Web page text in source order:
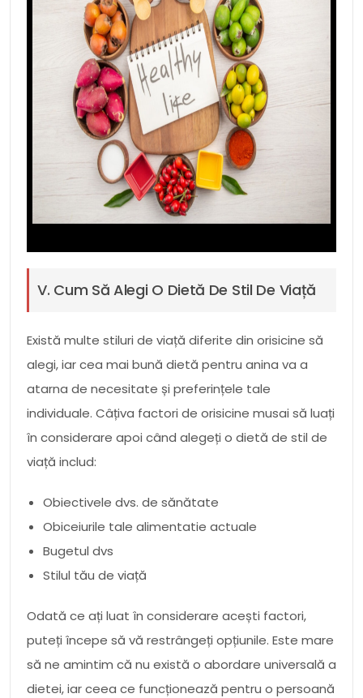
V. Cum Să Alegi O Dietă De Stil De Viață
Există multe stiluri de viață diferite din orisicine să
alegi, iar cea mai bună dietă pentru anina va a
atarna de necesitate și preferințele tale
individuale. Câțiva factori de orisicine musai să luați
în considerare apoi când alegeți o dietă de stil de
viață includ:
Obiectivele dvs. de sănătate
Obiceiurile tale alimentatie actuale
Bugetul dvs
Stilul tău de viață
Odată ce ați luat în considerare acești factori,
puteți începe să vă restrângeți opțiunile. Este mare
să ne amintim că nu există o abordare universală a
dietei, iar ceea ce funcționează pentru o persoană